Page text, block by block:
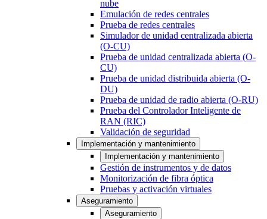
nube
Emulación de redes centrales
Prueba de redes centrales
Simulador de unidad centralizada abierta
(O-CU)
Prueba de unidad centralizada abierta (O-
CU)
Prueba de unidad distribuida abierta (O-
DU)
Prueba de unidad de radio abierta (O-RU)
Prueba del Controlador Inteligente de
RAN (RIC)
Validación de seguridad
Implementación y mantenimiento
Implementación y mantenimiento
Gestión de instrumentos y de datos
Monitorización de fibra óptica
Pruebas y activación virtuales
Aseguramiento
Aseguramiento